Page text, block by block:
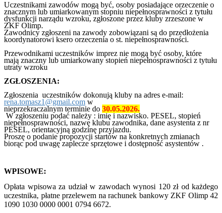
Uczestnikami zawodów mogą być, osoby posiadające orzeczenie o
znacznym lub umiarkowanym stopniu niepełnosprawności z tytułu
dysfunkcji narządu wzroku, zgłoszone przez kluby zrzeszone w
ZKF Olimp.
Zawodnicy zgłoszeni na zawody zobowiązani są do przedłożenia
koordynatorowi ksero orzeczenia o st. niepełnosprawności.
Przewodnikami uczestników imprez nie mogą być osoby, które
mają znaczny lub umiarkowany stopień niepełnosprawności z tytułu
utraty wzroku
ZGŁOSZENIA:
Zgłoszenia uczestników dokonują kluby na adres e-mail:
rena.tomasz1@gmail.com w
nieprzekraczalnym terminie do 30.05.2026.
W zgłoszeniu podać należy : imię i nazwisko. PESEL, stopień
niepełnosprawności, nazwę klubu zawodnika, dane asystenta z nr
PESEL, orientacyjną godzinę przyjazdu.
Proszę o podanie propozycji startów na konkretnych zmianach
biorąc pod uwagę zaplecze sprzętowe i dostępność asystentów .
WPISOWE:
Opłata wpisowa za udział w zawodach wynosi 120 zł od każdego
uczestnika, płatne przelewem na rachunek bankowy ZKF Olimp 42
1090 1030 0000 0001 0794 6672.